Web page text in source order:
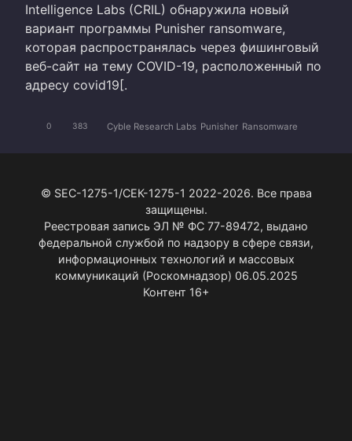
Intelligence Labs (CRIL) обнаружила новый
вариант программы Punisher ransomware,
которая распространялась через фишинговый
веб-сайт на тему COVID-19, расположенный по
адресу covid19[.
0 383 Cyble Research Labs Punisher Ransomware
© SEC-1275-1/СЕК-1275-1 2022-2026. Все права
защищены.
Реестровая запись ЭЛ № ФС 77-89472, выдано
федеральной службой по надзору в сфере связи,
информационных технологий и массовых
коммуникаций (Роскомнадзор) 06.05.2025
Контент 16+